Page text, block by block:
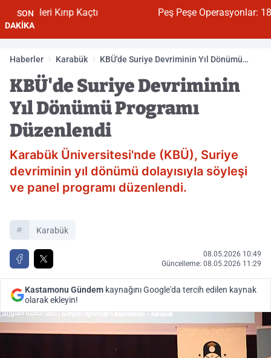
SON
DAKİKA
Kaçtı Peş Peşe Operasyonlar: 18 Gözaltı
Haberler Karabük
KBÜ'de Suriye Devriminin Yıl Dönümü
KBÜ'de Suriye Devriminin
Yıl Dönümü Programı
Düzenlendi
Karabük Üniversitesi'nde (KBÜ), Suriye
devriminin yıl dönümü dolayısıyla söyleşi
ve panel programı düzenlendi.
Karabük
08.05.2026 10:49
Güncelleme: 08.05.2026 11:29
Kastamonu Gündem kaynağını Google'da tercih edilen kaynak
olarak ekleyin!